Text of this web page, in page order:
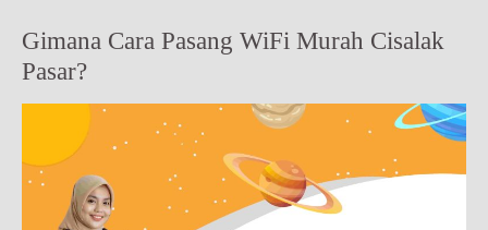
Gimana Cara Pasang WiFi Murah Cisalak
Pasar?